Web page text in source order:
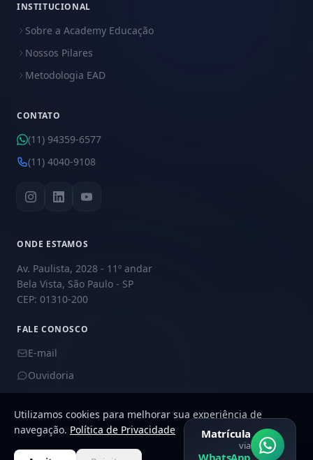
INSTITUCIONAL
Sobre a Academy Educação
Nossos Pilares
Metodologia EAD
CONTATO
(11) 94359-6577
(11) 4040-9108
ONDE ESTAMOS
Av. Paulista, 2028 - 11º andar
Bela Vista, São Paulo - SP
CEP: 01310-200
FALE CONOSCO
E-mail
Ouvidoria
© 2026 Academy Educação. Todos os direitos reservados.
Matrícula
via
WhatsApp
Utilizamos cookies para melhorar sua experiência de
navegação. Política de Privacidade